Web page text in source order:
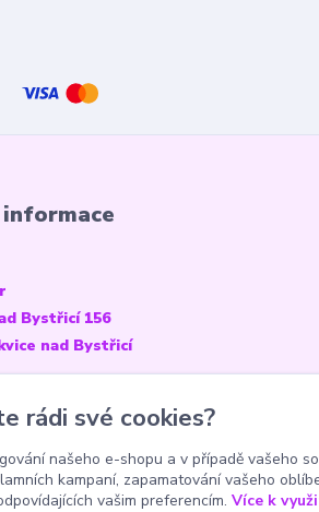
Bystřicí 156
nad Bystřicí
3030
rádi své cookies?
našeho e-shopu a v případě vašeho
kampaní, zapamatování vašeho
vašim preferencím. Více k